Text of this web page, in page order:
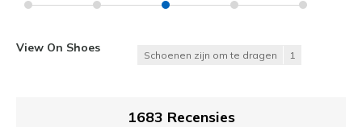
View On Shoes
Schoenen zijn om te dragen 1
1683 Recensies